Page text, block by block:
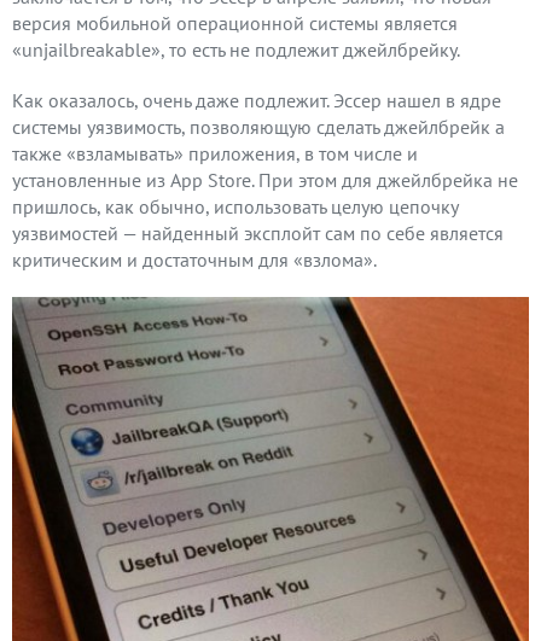
версия мобильной операционной системы является
«unjailbreakable», то есть не подлежит джейлбрейку.
Как оказалось, очень даже подлежит. Эссер нашел в ядре
системы уязвимость, позволяющую сделать джейлбрейк а
также «взламывать» приложения, в том числе и
установленные из App Store. При этом для джейлбрейка не
пришлось, как обычно, использовать целую цепочку
уязвимостей — найденный эксплойт сам по себе является
критическим и достаточным для «взлома».